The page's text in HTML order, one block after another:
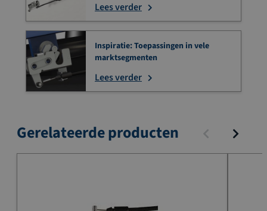
Lees verder
Inspiratie: Toepassingen in vele
marktsegmenten
Lees verder
Gerelateerde producten